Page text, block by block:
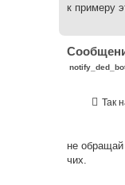
щ
и
е
к примеру
С
е
Так
не
чих.